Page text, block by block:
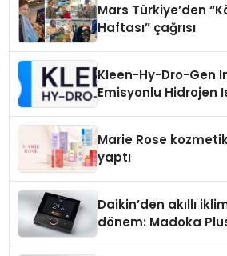
Mars Türkiye’den
Haftası” çağrısı
Kleen-Hy-Dro-Gen
Emisyonlu Hidrojen
Marie Rose
yaptı
Daikin’den akıllı
dönem: Madoka